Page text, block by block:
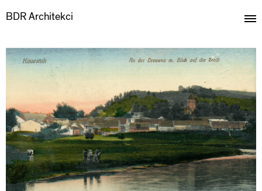
BDR Architekci